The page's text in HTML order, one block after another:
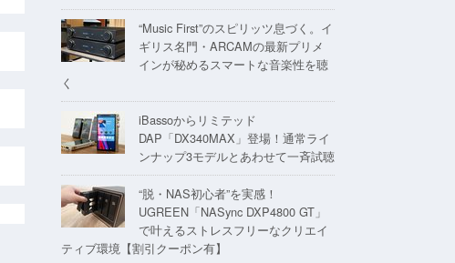
“Music First”のスピリッツ息づく。イ
ギリス名門・ARCAMの最新プリメ
インが秘めるスマートな音楽性を聴
く
iBassoからリミテッド
DAP「DX340MAX」登場！通常ライ
ンナップ3モデルとあわせて一斉試聴
“脱・NAS初心者”を実感！
UGREEN「NASync DXP4800 GT」
で叶えるストレスフリーなクリエイ
ティブ環境【割引クーポン有】